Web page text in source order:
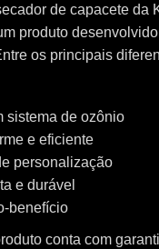
de capacete da
produto
os principais
sistema de ozônio
e eficiente
personalização
e durável
benefício
conta com